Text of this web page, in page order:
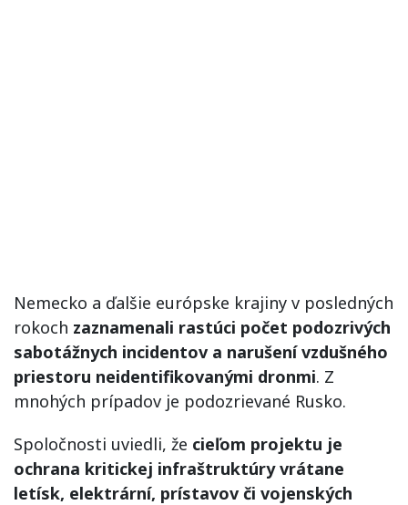
Nemecko a ďalšie európske krajiny v posledných
rokoch zaznamenali rastúci počet podozrivých
sabotážnych incidentov a narušení vzdušného
priestoru neidentifikovanými dronmi. Z
mnohých prípadov je podozrievané Rusko.
Spoločnosti uviedli, že cieľom projektu je
ochrana kritickej infraštruktúry vrátane
letísk, elektrární, prístavov či vojenských